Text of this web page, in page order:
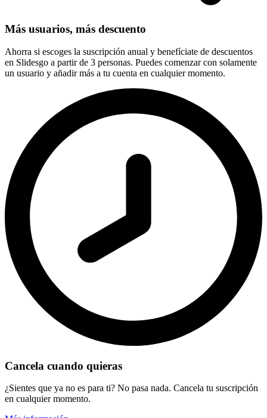
Más usuarios, más descuento
Ahorra si escoges la suscripción anual y benefíciate de descuentos
en Slidesgo a partir de 3 personas. Puedes comenzar con solamente
un usuario y añadir más a tu cuenta en cualquier momento.
Cancela cuando quieras
¿Sientes que ya no es para ti? No pasa nada. Cancela tu suscripción
en cualquier momento.